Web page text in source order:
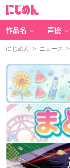
作品名 声優
にじめん > ニュース >